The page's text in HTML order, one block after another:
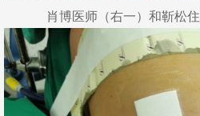
肖博医师（右一）和靳松